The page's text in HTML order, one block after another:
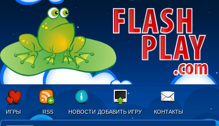
ИГРЫ RSS НОВОСТИ ДОБАВИТЬ ИГРУ КОНТАКТЫ